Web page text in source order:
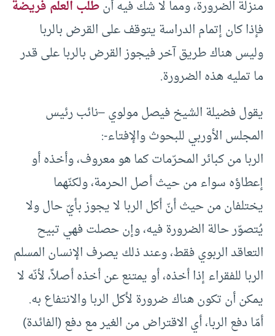
منزلة الضرورة، ومما لا شك فيه أنطلب العلم فريضة
فإذا كان إتمام الدراسة يتوقف على القرض بالربا
وليس هناك طريق آخر فيجوز القرض بالربا على قدر
ما تمليه هذه الضرورة.
يقول فضيلة الشيخ فيصل مولوي –نائب رئيس
المجلس الأوربي للبحوث والإفتاء-:
الربا من كبائر المحرّمات كما هو معروف، وأخذه أو
إعطاؤه سواء من حيث أصل الحرمة، ولكنّهما
يختلفان من حيث أنّ أكل الربا لا يجوز بأيّ حال ولا
يُتصوّر حالة الضرورة فيه، وإن حصلت فهي تبيح
التعاقد الربوي فقط، وعند ذلك يصرف الإنسان المسلم
الربا للفقراء إذا أخذه، أو يمتنع عن أخذه أصلاً، لأنّه لا
يمكن أن تكون هناك ضرورة لأكل الربا والانتفاع به.
أمّا دفع الربا، أي الاقتراض من الغير مع دفع (الفائدة)